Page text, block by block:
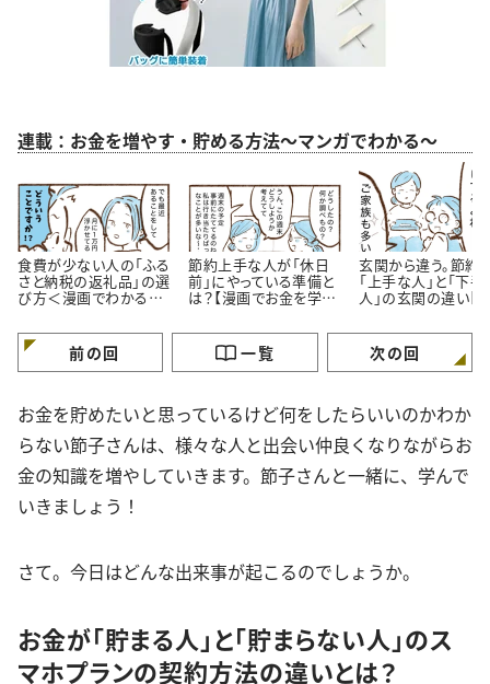
連載：お金を増やす・貯める方法～マンガでわかる～
食費が少ない人の「ふる
さと納税の返礼品」の選
び方＜漫画でわかるお
節約上手な人が「休日
前」にやっている準備と
は？【漫画でお金を学
玄関から違う。節約
「上手な人」と「下
人」の玄関の違い【
前の回 一覧 次の回
お金を貯めたいと思っているけど何をしたらいいのかわか
らない節子さんは、様々な人と出会い仲良くなりながらお
金の知識を増やしていきます。節子さんと一緒に、学んで
いきましょう！
さて。今日はどんな出来事が起こるのでしょうか。
お金が「貯まる人」と「貯まらない人」のス
マホプランの契約方法の違いとは？